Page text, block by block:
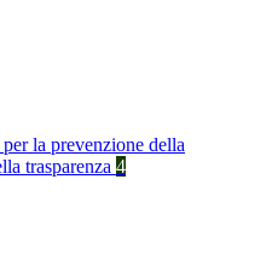
la prevenzione della
trasparenza 4